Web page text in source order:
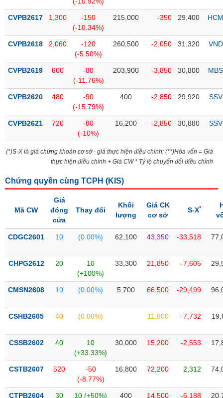
chính
tích
thuật
sơ
doanh
Tin
kiện
liệu
lý
trường
CVPB2617 1,300
-150
(-10.34%)
215,000 -350 29,400 HCM
CVPB2618 2,060
-120
(-5.50%)
260,500 -2,050 31,320 VND
CVPB2619 600
-80
(-11.76%)
203,900 -3,850 30,800 MBS
CVPB2620 480
-90
(-15.79%)
400 -2,850 29,920 SSV
CVPB2621 720
-80
(-10%)
16,200 -2,850 30,880 SSV
(*)S-X là giá chứng khoán cơ sở - giá thực hiện điều chỉnh; (**)Hòa vốn = Giá
thực hiện điều chỉnh + Giá CW * Tỷ lệ chuyển đổi điều chỉnh
Chứng quyền cùng TCPH (KIS)
Mã CW
Giá
đóng
cửa
Thay đổi
Khối
lượng
Giá CK
cơ sở
S-X*
CDGC2601 10 (0.00%) 62,100 43,350 -33,518
CHPG2612 20
10
(+100%)
33,300 21,850 -7,605
CMSN2608 10 (0.00%) 5,700 66,500 -29,499
CSHB2605 40 (0.00%) 11,800 -7,732
CSSB2602 40
10
(+33.33%)
30,000 15,200 -2,553
CSTB2607 520
-50
(-8.77%)
16,800 72,200 2,312
CTPB2604 30 10 (+50%) 400 14,500 -6,188
VẬT
CÔNG
DÙNG
KHÔNG
YẾU
TIÊU
DÙNG
YẾU
CHĂM